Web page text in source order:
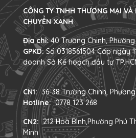
CÔNG TY TNHH THƯƠNG MẠI
CHUYỂN XANH
Địa chỉ:40 Trường Chinh,
GPKD:Số 0318561504 Cấp ngày
doanh Sở Kế hoạch đầu tư
CN1: 36-38 Trường Chinh,
Hotline: 0778 123 268
CN2: 212 Hoà Bình,Phường Phú
Minh